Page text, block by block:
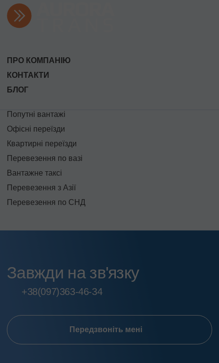
ПРО КОМПАНІЮ
КОНТАКТИ
БЛОГ
Попутні вантажі
Офісні переїзди
Квартирні переїзди
Перевезення по вазі
Вантажне таксі
Перевезення з Азії
Перевезення по СНД
Завжди на зв'язку
+38(097)363-46-34
Передзвоніть мені